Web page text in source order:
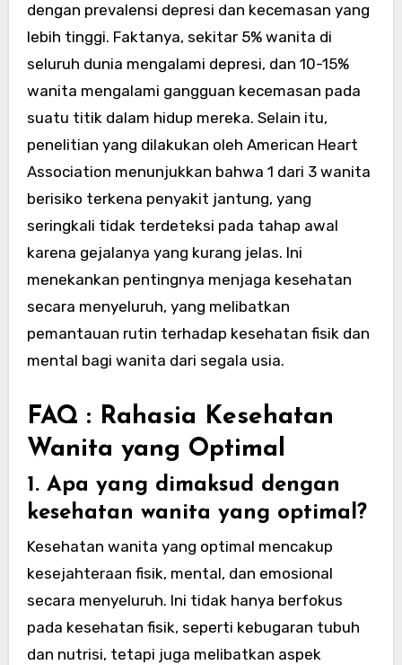
dengan prevalensi depresi dan kecemasan yang
lebih tinggi. Faktanya, sekitar 5% wanita di
seluruh dunia mengalami depresi, dan 10-15%
wanita mengalami gangguan kecemasan pada
suatu titik dalam hidup mereka. Selain itu,
penelitian yang dilakukan oleh American Heart
Association menunjukkan bahwa 1 dari 3 wanita
berisiko terkena penyakit jantung, yang
seringkali tidak terdeteksi pada tahap awal
karena gejalanya yang kurang jelas. Ini
menekankan pentingnya menjaga kesehatan
secara menyeluruh, yang melibatkan
pemantauan rutin terhadap kesehatan fisik dan
mental bagi wanita dari segala usia.
FAQ : Rahasia Kesehatan
Wanita yang Optimal
1. Apa yang dimaksud dengan
kesehatan wanita yang optimal?
Kesehatan wanita yang optimal mencakup
kesejahteraan fisik, mental, dan emosional
secara menyeluruh. Ini tidak hanya berfokus
pada kesehatan fisik, seperti kebugaran tubuh
dan nutrisi, tetapi juga melibatkan aspek